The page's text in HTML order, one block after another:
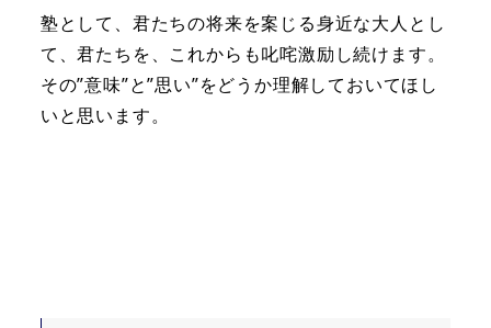
塾として、君たちの将来を案じる身近な大人とし
て、君たちを、これからも叱咤激励し続けます。
その”意味”と”思い”をどうか理解しておいてほし
いと思います。